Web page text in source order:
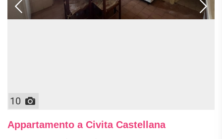
10
Appartamento a Civita Castellana